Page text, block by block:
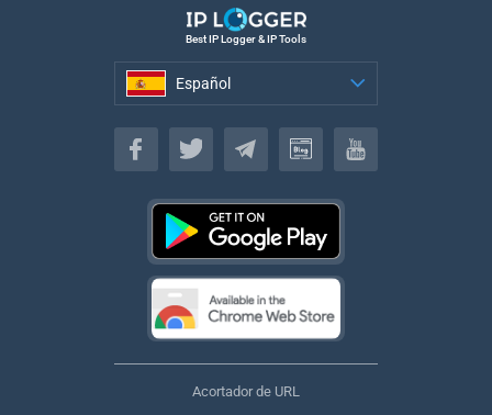
Best IP Logger & IP Tools
Español
Español
Acortador de URL